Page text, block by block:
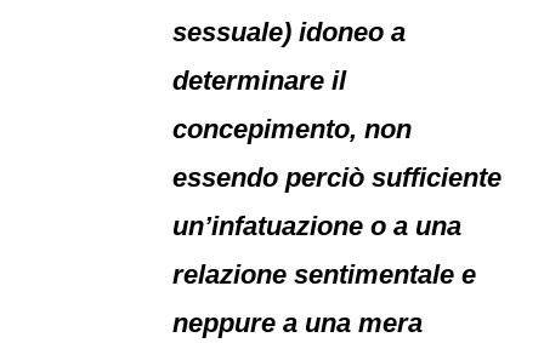
sessuale) idoneo a
determinare il
concepimento, non
essendo perciò sufficiente
un’infatuazione o a una
relazione sentimentale e
neppure a una mera